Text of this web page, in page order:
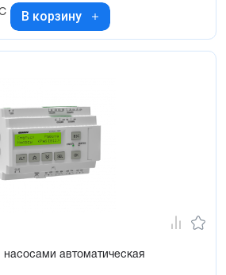
В корзину
автоматическая